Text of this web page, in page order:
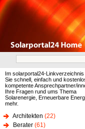
Im solarportal24-Linkverzeichnis
Sie schnell, einfach und
kompetente Ansprechpartner/
Ihre Fragen rund ums Thema
Solarenergie, Erneuerbare
mehr.
Architekten (22)
Berater (61)